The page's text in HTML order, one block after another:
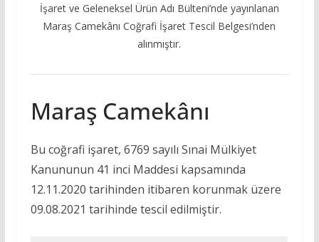
İşaret ve Geleneksel Ürün Adı Bülteni’nde yayınlanan
Maraş Camekânı Coğrafi İşaret Tescil Belgesi’nden
alınmıştır.
Maraş Camekânı
Bu coğrafi işaret, 6769 sayılı Sınai Mülkiyet
Kanununun 41 inci Maddesi kapsamında
12.11.2020 tarihinden itibaren korunmak üzere
09.08.2021 tarihinde tescil edilmiştir.